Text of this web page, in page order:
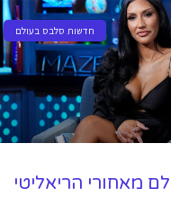
חדשות סלבס בעולם
מאחורי הריאליטי